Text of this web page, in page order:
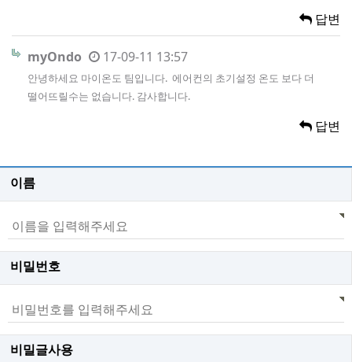
답변
myOndo 17-09-11 13:57
안녕하세요 마이온도 팀입니다. 에어컨의 초기설정 온도 보다 더
떨어뜨릴수는 없습니다. 감사합니다.
답변
이름
비밀번호
비밀글사용